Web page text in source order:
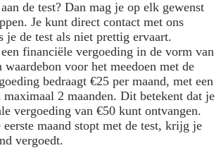
de test? Dan mag je op elk gewenst
Je kunt direct contact met ons
je de test als niet prettig ervaart.
financiële vergoeding in de vorm van
waardebon voor het meedoen met de
bedraagt €25 per maand, met een
2 maanden. Dit betekent dat je
vergoeding van €50 kunt ontvangen.
maand stopt met de test, krijg je
vergoedt.